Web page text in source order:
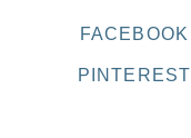
FACEBOOK
PINTEREST